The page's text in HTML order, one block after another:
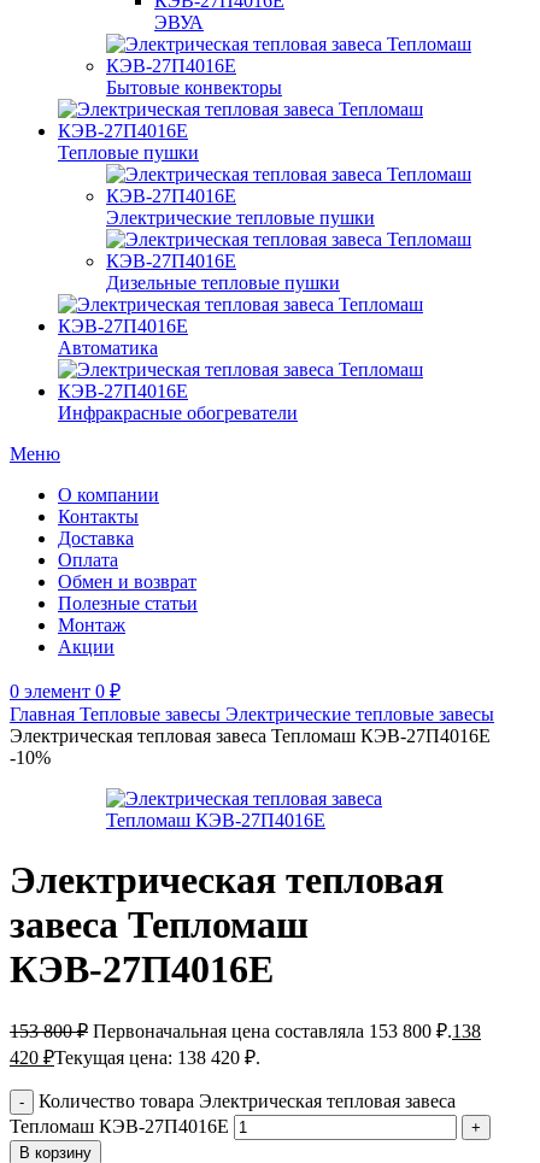
ЭВУА
Бытовые конвекторы
Тепловые пушки
Электрические тепловые пушки
Дизельные тепловые пушки
Автоматика
Инфракрасные обогреватели
Меню
О компании
Контакты
Доставка
Оплата
Обмен и возврат
Полезные статьи
Монтаж
Акции
0 элемент 0 ₽
Главная Тепловые завесы Электрические тепловые завесы
Электрическая тепловая завеса Тепломаш КЭВ-27П4016Е
-10%
Электрическая тепловая
завеса Тепломаш
КЭВ-27П4016Е
153 800₽ Первоначальная цена составляла 153 800 ₽.138
420 ₽Текущая цена: 138 420 ₽.
Количество товара Электрическая тепловая завеса
Тепломаш КЭВ-27П4016Е
В корзину